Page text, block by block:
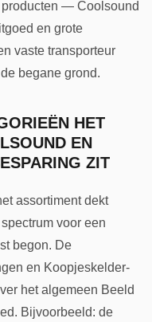
— Coolsound
en grote
vaste transporteur
begane grond.
HET
EN
ZIT
assortiment dekt
voor een
begon. De
en Koopjeskelder-
het algemeen Beeld
Bijvoorbeeld: de